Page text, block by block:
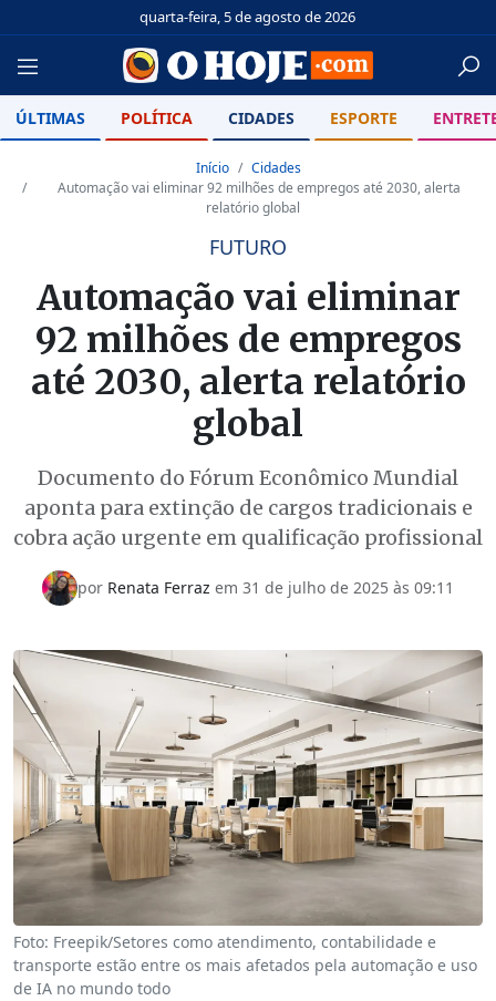
quarta-feira, 5 de agosto de 2026
ÚLTIMAS POLÍTICA CIDADES ESPORTE
Início
Cidades
Automação vai eliminar 92 milhões de empregos até 2030, alerta
relatório global
FUTURO
Automação vai eliminar
92 milhões de empregos
até 2030, alerta relatório
global
Documento do Fórum Econômico Mundial
aponta para extinção de cargos tradicionais e
cobra ação urgente em qualificação profissional
por Renata Ferraz em 31 de julho de 2025 às 09:11
Foto: Freepik/Setores como atendimento, contabilidade e
transporte estão entre os mais afetados pela automação e uso
de IA no mundo todo